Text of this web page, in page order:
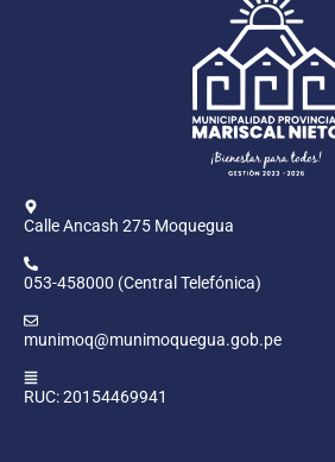
Calle Ancash 275 Moquegua
053-458000 (Central Telefónica)
munimoq@munimoquegua.gob.pe
RUC: 20154469941